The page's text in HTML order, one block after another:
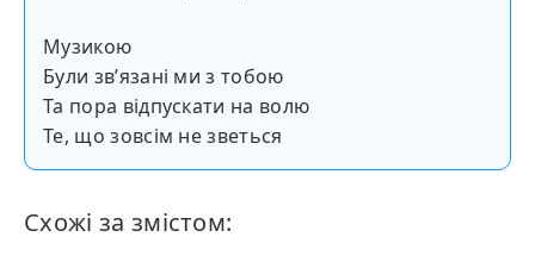
Музикою
Були звʼязані ми з тобою
Та пора відпускати на волю
Те, що зовсім не зветься
Схожі за змістом: